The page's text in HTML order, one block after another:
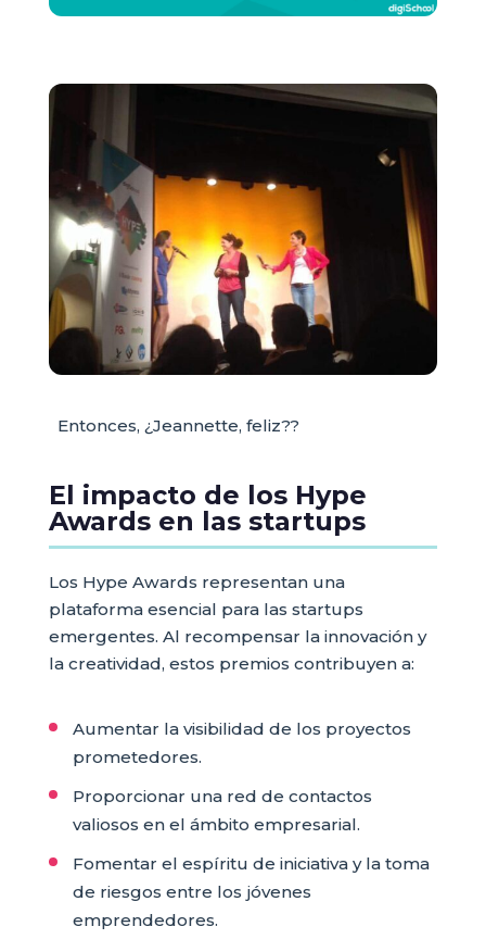
Entonces, ¿Jeannette, feliz??
El impacto de los Hype
Awards en las startups
Los Hype Awards representan una
plataforma esencial para las startups
emergentes. Al recompensar la innovación y
la creatividad, estos premios contribuyen a:
Aumentar la visibilidad de los proyectos
prometedores.
Proporcionar una red de contactos
valiosos en el ámbito empresarial.
Fomentar el espíritu de iniciativa y la toma
de riesgos entre los jóvenes
emprendedores.